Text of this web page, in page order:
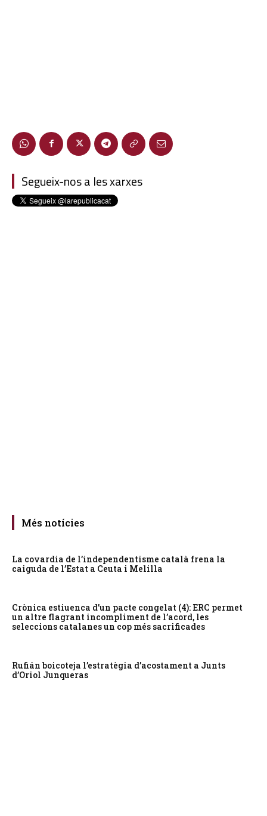
Segueix-nos a les xarxes
Més notícies
La covardia de l’independentisme català frena la
caiguda de l’Estat a Ceuta i Melilla
Crònica estiuenca d’un pacte congelat (4): ERC permet
un altre flagrant incompliment de l’acord, les
seleccions catalanes un cop més sacrificades
Rufián boicoteja l’estratègia d’acostament a Junts
d’Oriol Junqueras